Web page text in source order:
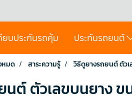
ยบประกันรถคุ้ม ประกันรถยนต์
หมด สาระความรู้ วิธีดูยางรถยนต์ ตัว
นต์ ตัวเลขบนยาง ข